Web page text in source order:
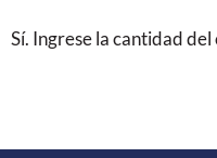
Sí. Ingrese la cantidad